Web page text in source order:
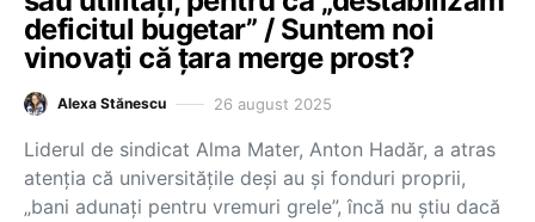
deficitul bugetar” / Suntem noi
vinovați că țara merge prost?
Alexa Stănescu 26 august 2025
Liderul de sindicat Alma Mater, Anton Hadăr, a atras
atenția că universitățile deși au și fonduri proprii,
„bani adunați pentru vremuri grele”, încă nu știu dacă